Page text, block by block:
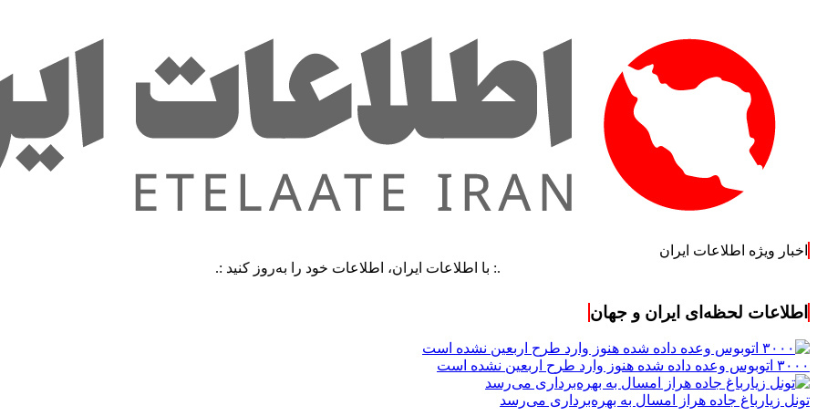
اخبار ویژه اطلاعات ایران
.: با اطلاعات ایران، اطلاعات خود را به‌روز کنید :.
اطلاعات لحظه‌ای ایران و جهان
۳۰۰۰ اتوبوس وعده داده شده هنوز وارد طرح اربعین نشده است
تونل زیارباغ جاده هراز امسال به بهره‌برداری می‌رسد